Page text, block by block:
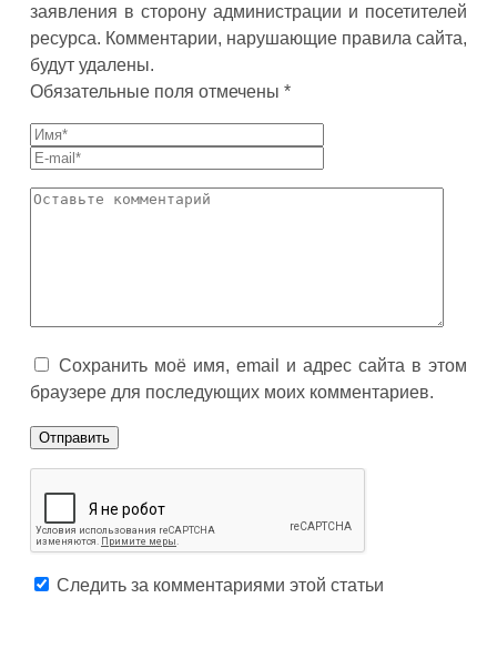
заявления в сторону администрации и посетителей
ресурса. Комментарии, нарушающие правила сайта,
будут удалены.
Обязательные поля отмечены *
Сохранить моё имя, email и адрес сайта в этом
браузере для последующих моих комментариев.
Следить за комментариями этой статьи